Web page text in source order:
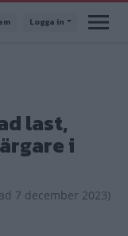
Logga in
last,
i
7 december 2023)